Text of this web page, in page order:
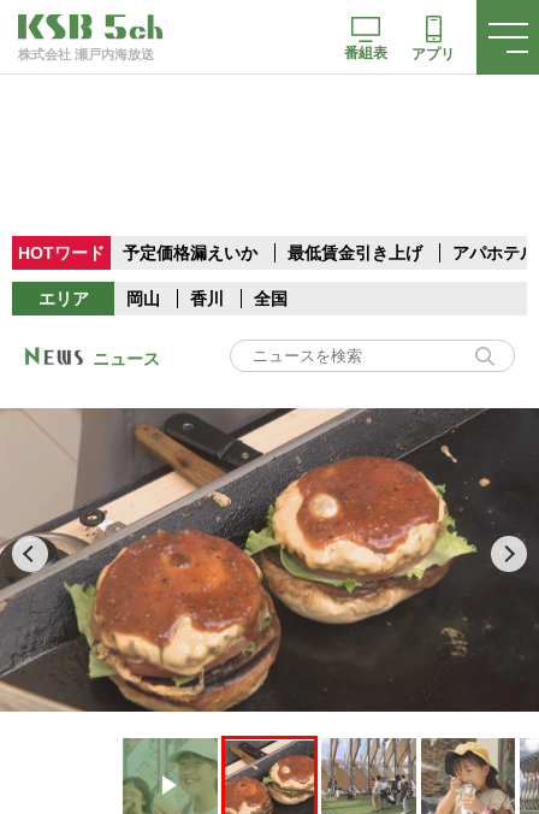
株式会社 瀬戸内海放送 番組表 アプリ
HOTワード 予定価格漏えいか 最低賃金引き上げ アパホテル
エリア 岡山 香川 全国
ニュース
Play